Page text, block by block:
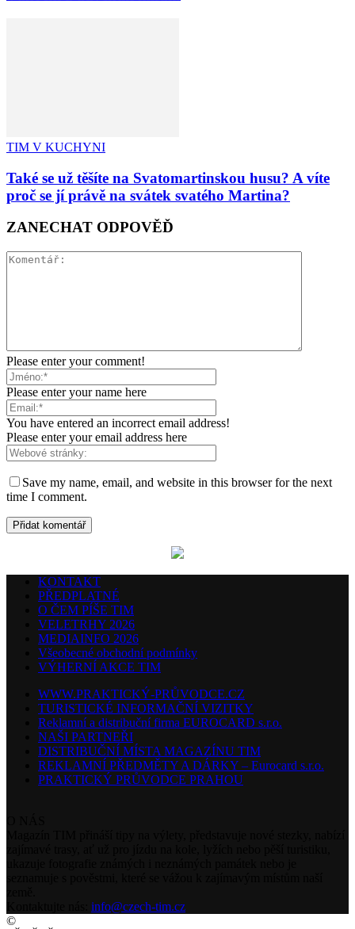
TIM V KUCHYNI
Také se už těšíte na Svatomartinskou husu? A víte
proč se jí právě na svátek svatého Martina?
ZANECHAT ODPOVĚĎ
Please enter your comment!
Please enter your name here
You have entered an incorrect email address!
Please enter your email address here
Save my name, email, and website in this browser for the next
time I comment.
KONTAKT
PŘEDPLATNÉ
O ČEM PÍŠE TIM
VELETRHY 2026
MEDIAINFO 2026
Všeobecné obchodní podmínky
VÝHERNÍ AKCE TIM
WWW.PRAKTICKÝ-PRŮVODCE.CZ
TURISTICKÉ INFORMAČNÍ VIZITKY
Reklamní a distribuční firma EUROCARD s.r.o.
NAŠI PARTNEŘI
DISTRIBUČNÍ MÍSTA MAGAZÍNU TIM
REKLAMNÍ PŘEDMĚTY A DÁRKY – Eurocard s.r.o.
PRAKTICKÝ PRŮVODCE PRAHOU
info@czech-tim.cz
©